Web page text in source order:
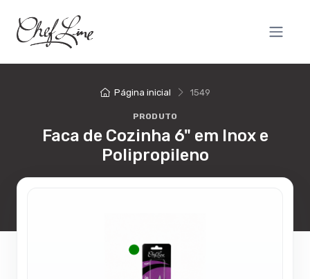
Página inicial 1549
PRODUTO
Faca de Cozinha 6" em Inox e
Polipropileno